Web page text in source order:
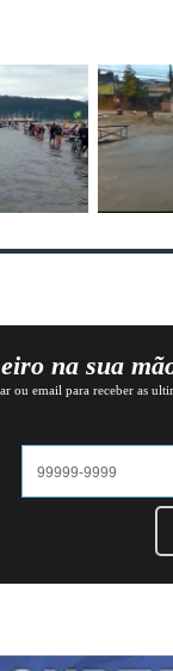
na sua
ou email para receber as